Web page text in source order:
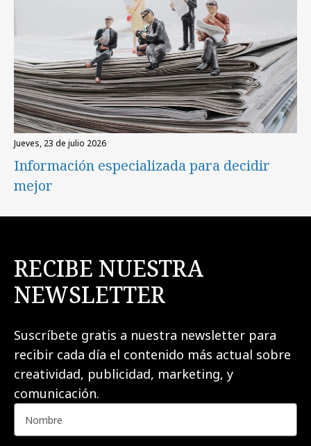
jueves, 23 de julio 2026
Información especializada para decidir
mejor
RECIBE NUESTRA
NEWSLETTER
Suscríbete gratis a nuestra newsletter para
recibir cada día el contenido más actual sobre
creatividad, publicidad, marketing, y
comunicación.